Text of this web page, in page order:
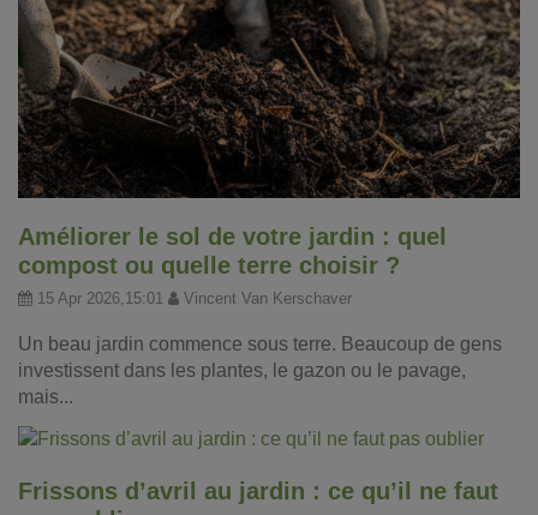
Améliorer le sol de votre jardin : quel
compost ou quelle terre choisir ?
15 Apr 2026,15:01 Vincent Van Kerschaver
Un beau jardin commence sous terre. Beaucoup de gens
investissent dans les plantes, le gazon ou le pavage,
mais...
Frissons d’avril au jardin : ce qu’il ne faut